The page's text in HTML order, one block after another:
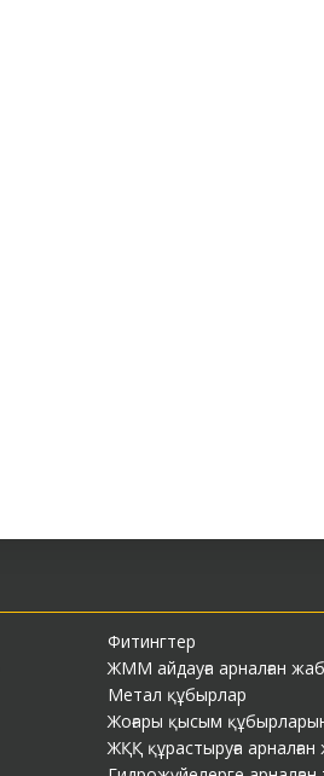
Фитингтер
ЖММ айдауға арналған
Метал құбырлар
Жоғары қысым
ЖҚҚ құрастыруға